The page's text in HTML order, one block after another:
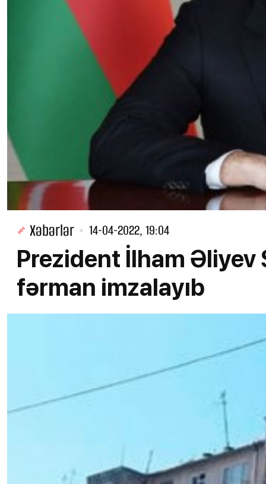
Xəbərlər 14-04-2022, 19:04
Prezident İlham Əliyev
fərman imzalayıb